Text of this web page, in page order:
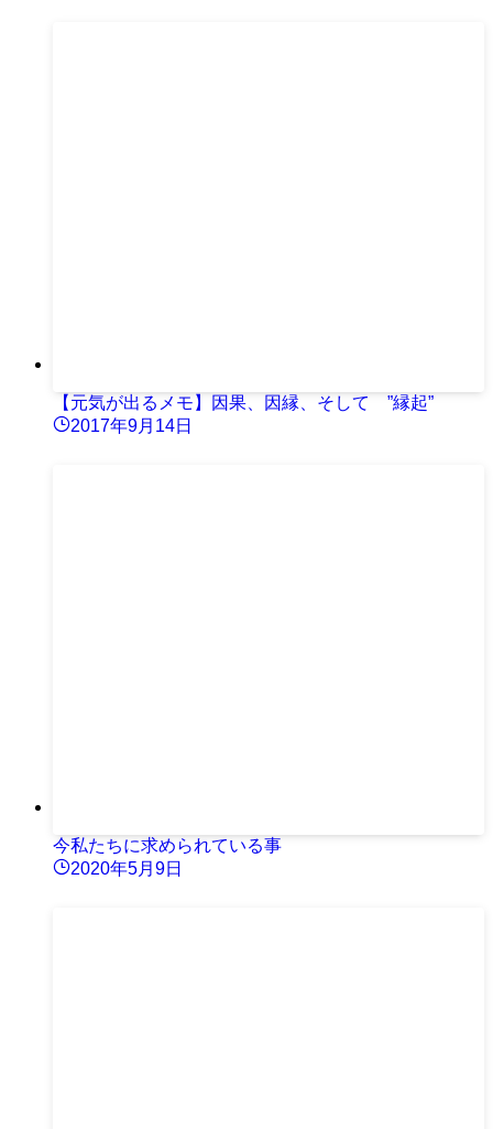
【元気が出るメモ】因果、因縁、そして ”縁起”
2017年9月14日
今私たちに求められている事
2020年5月9日